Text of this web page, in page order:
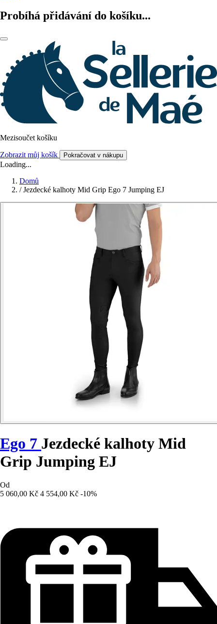
Probíhá přidávání do košíku...
Mezisoučet košíku
Zobrazit můj košík Pokračovat v nákupu
Loading...
Domů
/ Jezdecké kalhoty Mid Grip Ego 7 Jumping EJ
Ego 7 Jezdecké kalhoty Mid
Grip Jumping EJ
Od
5 060,00 Kč 4 554,00 Kč -10%